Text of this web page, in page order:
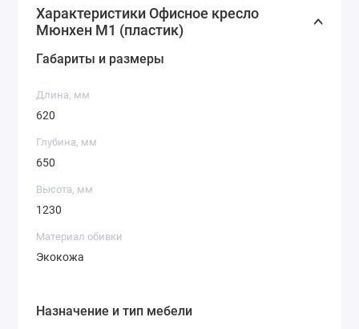
Характеристики Офисное кресло
Мюнхен M1 (пластик)
Габариты и размеры
Длина, мм
620
Глубина, мм
650
Высота, мм
1230
Материал обивки
Экокожа
Назначение и тип мебели